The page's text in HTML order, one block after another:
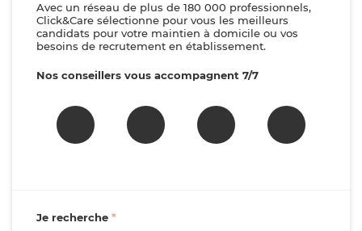
Avec un réseau de plus de 180 000 professionnels,
Click&Care sélectionne pour vous les meilleurs
candidats pour votre maintien à domicile ou vos
besoins de recrutement en établissement.
Nos conseillers vous accompagnent 7/7
Je recherche